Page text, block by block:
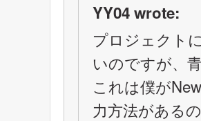
YY04 wrote:
プロジェクト
いのですが、
これは僕が
力方法がある